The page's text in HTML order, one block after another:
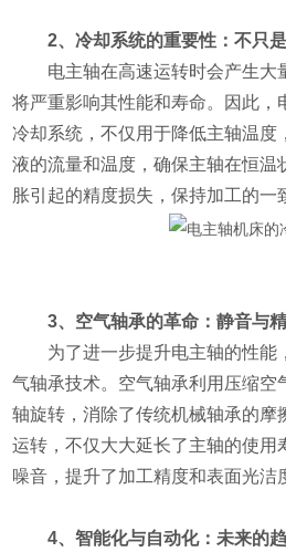
2、冷却系统的重要性：不只
电主轴在高速运转时会产生大
将严重影响其性能和寿命。因此，
冷却系统，不仅用于降低主轴温度
液的流量和温度，确保主轴在恒温
胀引起的精度损失，保持加工的一
3、空气轴承的革命：静音与
为了进一步提升电主轴的性能
气轴承技术。空气轴承利用压缩空
轴旋转，消除了传统机械轴承的摩
运转，不仅大大延长了主轴的使用
噪音，提升了加工精度和表面光洁
4、智能化与自动化：未来的